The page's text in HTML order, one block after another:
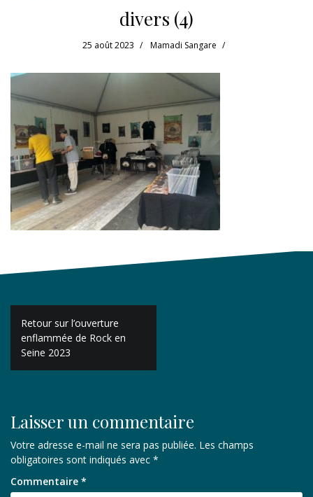
divers (4)
25 août 2023 Mamadi Sangare
Navigation
de
l’article
Retour sur l’ouverture
enflammée de Rock en
Seine 2023
Laisser un commentaire
Votre adresse e-mail ne sera pas publiée. Les champs
obligatoires sont indiqués avec *
Commentaire *